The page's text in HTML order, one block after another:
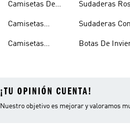
Camisetas De
Camisetas
Camisetas
Sudaderas
Sudaderas Con
Botas De
¡TU OPINIÓN CUENTA!
Nuestro objetivo es mejorar y valoramos